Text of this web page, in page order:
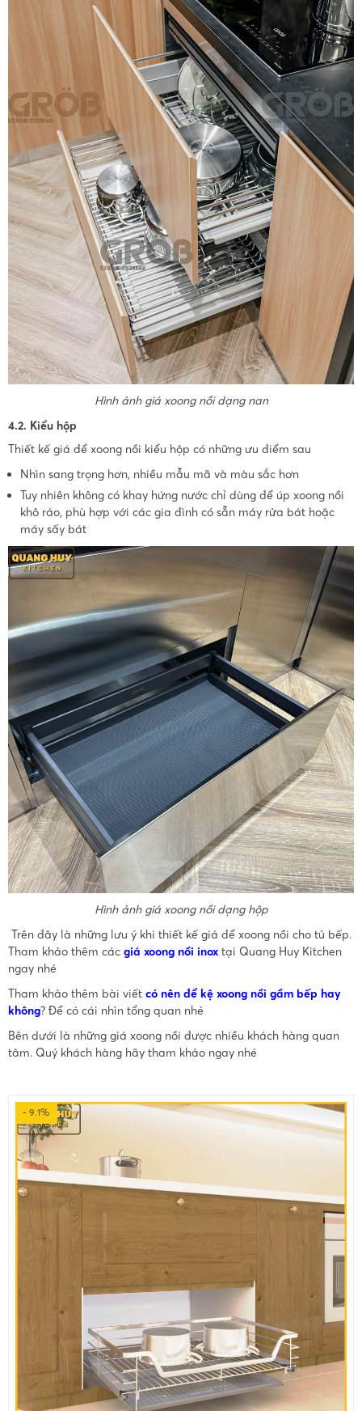
Hình ảnh giá xoong nồi dạng nan
4.2. Kiểu hộp
Thiết kế giá để xoong nồi kiểu hộp có những ưu điểm sau
Nhìn sang trọng hơn, nhiều mẫu mã và màu sắc hơn
Tuy nhiên không có khay hứng nước chỉ dùng để úp xoong nồi
khô ráo, phù hợp với các gia đình có sẵn máy rửa bát hoặc
máy sấy bát
Hình ảnh giá xoong nồi dạng hộp
Trên đây là những lưu ý khi thiết kế giá để xoong nồi cho tủ bếp.
Tham khảo thêm các giá xoong nồi inoxtại Quang Huy Kitchen
ngay nhé
Tham khảo thêm bài viết có nên để kệ xoong nồi gầm bếp hay
không? Để có cái nhìn tổng quan nhé
Bên dưới là những giá xoong nồi được nhiều khách hàng quan
tâm. Quý khách hàng hãy tham khảo ngay nhé
- 9.1%